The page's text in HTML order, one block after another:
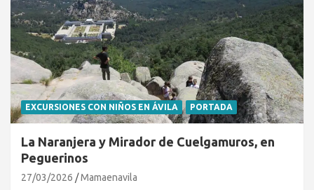
EXCURSIONES CON NIÑOS EN ÁVILA PORTADA
La Naranjera y Mirador de Cuelgamuros, en
Peguerinos
27/03/2026 Mamaenavila